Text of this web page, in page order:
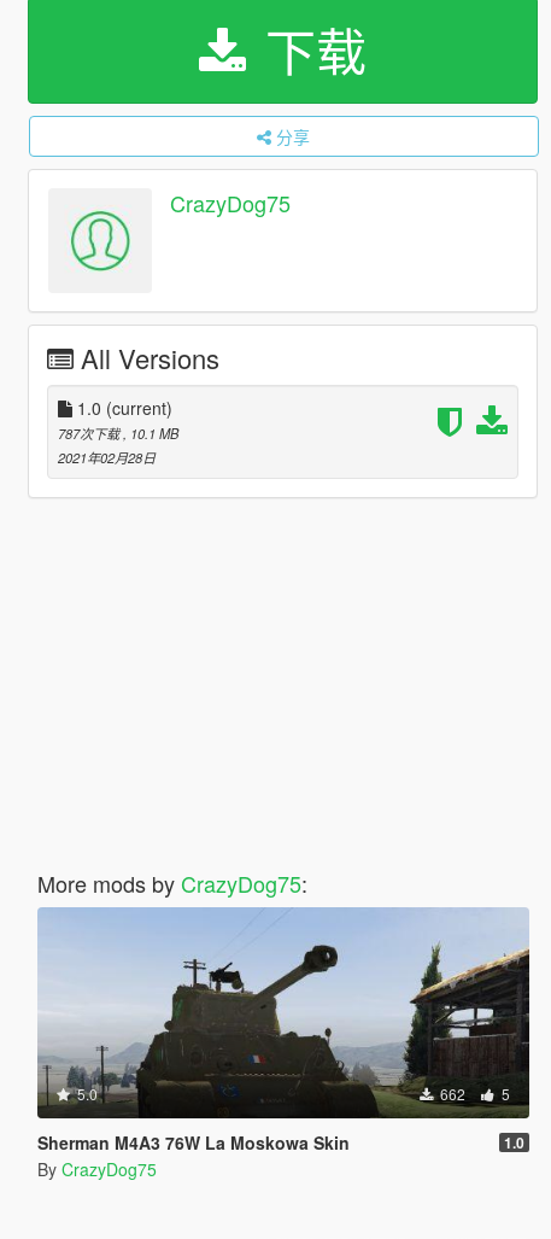
下载
分享
CrazyDog75
All Versions
1.0 (current)
787次下载 , 10.1 MB
2021年02月28日
More mods by CrazyDog75:
5.0 662 5
Sherman M4A3 76W La Moskowa Skin 1.0
By CrazyDog75